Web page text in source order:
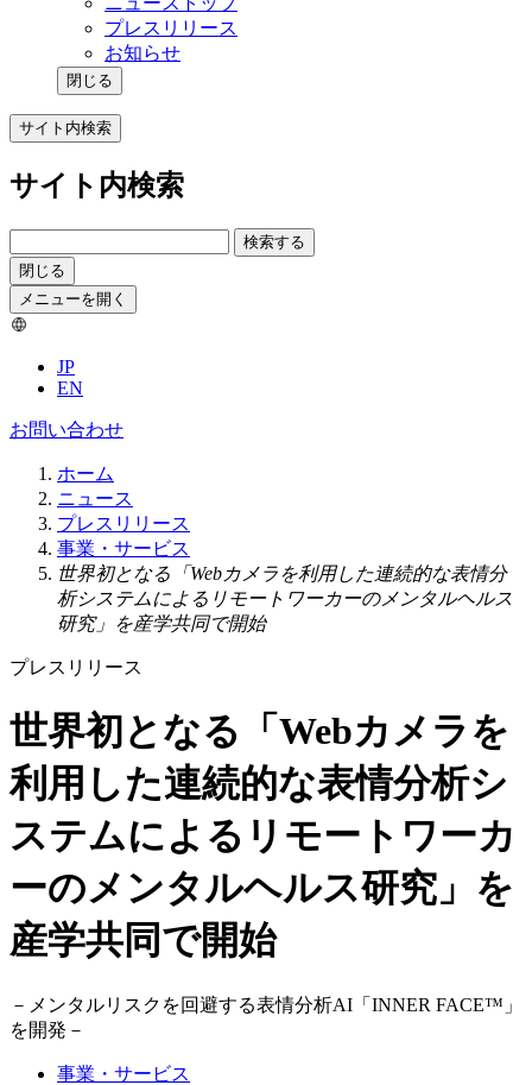
プレスリリース
お知らせ
閉じる
サイト内検索
サイト内検索
検索する
閉じる
メニューを開く
JP
EN
お問い合わせ
ホーム
ニュース
プレスリリース
事業・サービス
世界初となる「Webカメラを利用した連続的な表情分
析システムによるリモートワーカーのメンタルヘルス
研究」を産学共同で開始
プレスリリース
世界初となる「Webカメラを
利用した連続的な表情分析シ
ステムによるリモートワーカ
ーのメンタルヘルス研究」を
産学共同で開始
－ メンタルリスクを回避する表情分析AI「INNER FACE™」
を開発 －
事業・サービス